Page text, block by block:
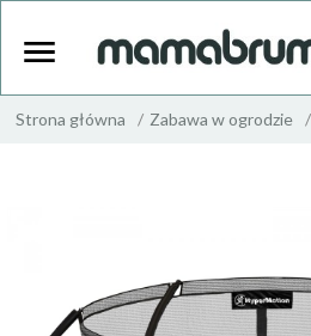
Strona główna Zabawa w ogrodzie